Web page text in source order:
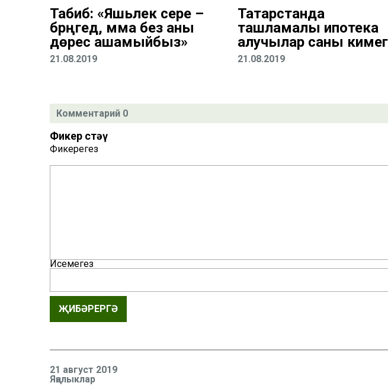
Табиб: «Яшьлек сере –
бәрәңгедә, әмма без аны
дөрес ашамыйбыз»
21.08.2019
Татарстанда
ташламалы ипотека
алучылар саны
21.08.2019
Комментарий 0
Фикер өстәү
Фикерегез
Исемегез
ҖИБӘРЕРГӘ
21 август 2019
Яңалыклар